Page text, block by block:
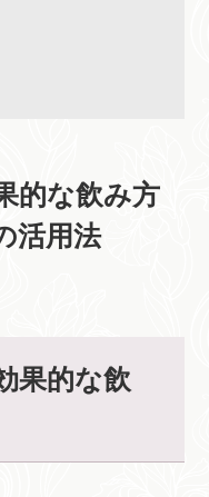
的な飲み方
活用法
果的な飲